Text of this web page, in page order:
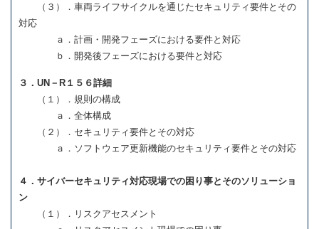
（３）．車両ライフサイクルを通じたセキュリティ要件とその
対応
ａ．計画・開発フェーズにおける要件と対応
ｂ．開発後フェーズにおける要件と対応
３．UN－R１５６詳細
（１）．規則の構成
ａ．全体構成
（２）．セキュリティ要件とその対応
ａ．ソフトウェア更新機能のセキュリティ要件とその対応
４．サイバーセキュリティ対応現場での困り事とそのソリューショ
ン
（１）．リスクアセスメント